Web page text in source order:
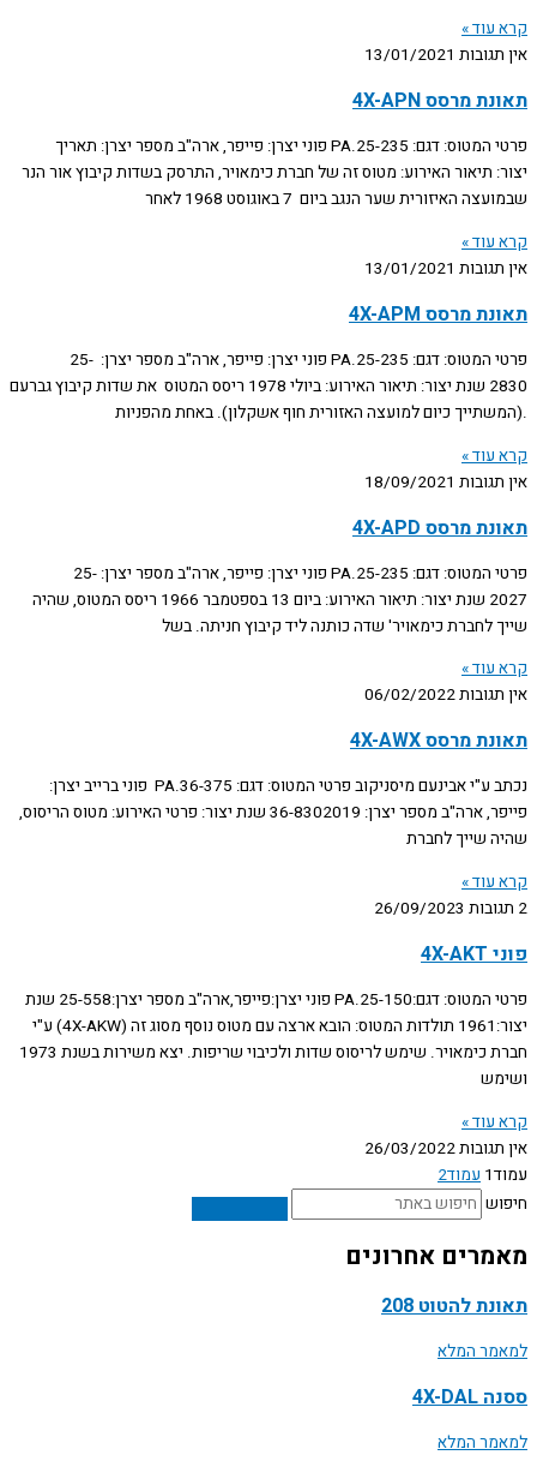
קרא עוד »
אין תגובות 13/01/2021
תאונת מרסס 4X-APN
פרטי המטוס: דגם: PA.25-235 פוני יצרן: פייפר, ארה"ב מספר יצרן: תאריך
יצור: תיאור האירוע: מטוס זה של חברת כימאויר, התרסק בשדות קיבוץ אור הנר
שבמועצה האיזורית שער הנגב ביום 7 באוגוסט 1968 לאחר
קרא עוד »
אין תגובות 13/01/2021
תאונת מרסס 4X-APM
פרטי המטוס: דגם: PA.25-235 פוני יצרן: פייפר, ארה"ב מספר יצרן: 25-
2830 שנת יצור: תיאור האירוע: ביולי 1978 ריסס המטוס את שדות קיבוץ גברעם
.(המשתייך כיום למועצה האזורית חוף אשקלון). באחת מהפניות
קרא עוד »
אין תגובות 18/09/2021
תאונת מרסס 4X-APD
פרטי המטוס: דגם: PA.25-235 פוני יצרן: פייפר, ארה"ב מספר יצרן: 25-
2027 שנת יצור: תיאור האירוע: ביום 13 בספטמבר 1966 ריסס המטוס, שהיה
שייך לחברת כימאויר' שדה כותנה ליד קיבוץ חניתה. בשל
קרא עוד »
אין תגובות06/02/2022
תאונת מרסס 4X-AWX
נכתב ע"י אבינעם מיסניקוב פרטי המטוס: דגם: PA.36-375 פוני ברייב יצרן:
פייפר, ארה"ב מספר יצרן: 36-8302019 שנת יצור: פרטי האירוע: מטוס הריסוס,
שהיה שייך לחברת
קרא עוד »
2 תגובות
26/09/2023
פוני 4X-AKT
פרטי המטוס: דגם:PA.25-150 פוני יצרן:פייפר,ארה"ב מספר יצרן:25-558 שנת
יצור:1961 תולדות המטוס: הובא ארצה עם מטוס נוסף מסוג זה (4X-AKW) ע"י
חברת כימאויר. שימש לריסוס שדות ולכיבוי שריפות. יצא משירות בשנת 1973
ושימש
קרא עוד »
אין תגובות26/03/2022
עמוד1 עמוד2
חיפוש
מאמרים אחרונים
תאונת להטוט 208
למאמר המלא
ססנה 4X-DAL
למאמר המלא